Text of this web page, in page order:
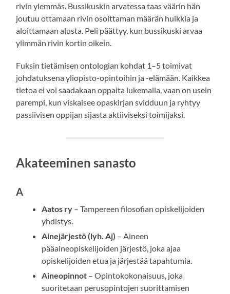
rivin ylemmäs. Bussikuskin arvatessa taas väärin hän
joutuu ottamaan rivin osoittaman määrän huikkia ja
aloittamaan alusta. Peli päättyy, kun bussikuski arvaa
ylimmän rivin kortin oikein.
Fuksin tietämisen ontologian kohdat 1–5 toimivat
johdatuksena yliopisto-opintoihin ja -elämään. Kaikkea
tietoa ei voi saadakaan oppaita lukemalla, vaan on usein
parempi, kun viskaisee opaskirjan svidduun ja ryhtyy
passiivisen oppijan sijasta aktiiviseksi toimijaksi.
Akateeminen sanasto
A
Aatos ry – Tampereen filosofian opiskelijoiden
yhdistys.
Ainejärjestö (lyh. Aj) – Aineen
pääaineopiskelijoiden järjestö, joka ajaa
opiskelijoiden etua ja järjestää tapahtumia.
Aineopinnot – Opintokokonaisuus, joka
suoritetaan perusopintojen suorittamisen